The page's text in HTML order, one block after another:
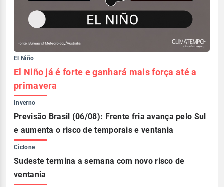
El Niño
El Niño já é forte e ganhará mais força até a
primavera
Inverno
Previsão Brasil (06/08): Frente fria avança pelo Sul
e aumenta o risco de temporais e ventania
Ciclone
Sudeste termina a semana com novo risco de
ventania